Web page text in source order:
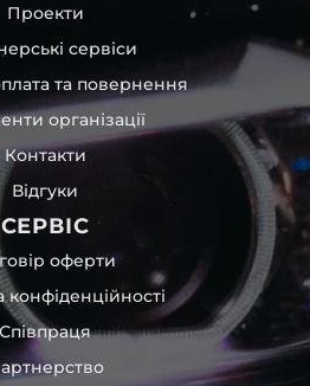
Проекти
сервіси
та повернення
організації
Контакти
Відгуки
СЕРВІС
оферти
конфіденційності
Співпраця